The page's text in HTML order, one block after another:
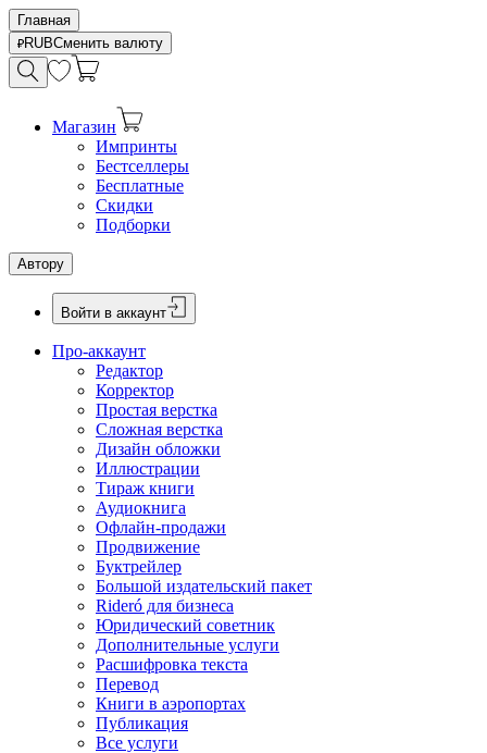
Главная
RUBСменить валюту
Магазин
Импринты
Бестселлеры
Бесплатные
Скидки
Подборки
Автору
Войти в аккаунт
Про-аккаунт
Редактор
Корректор
Простая верстка
Сложная верстка
Дизайн обложки
Иллюстрации
Тираж книги
Аудиокнига
Офлайн-продажи
Продвижение
Буктрейлер
Большой издательский пакет
Rideró для бизнеса
Юридический советник
Дополнительные услуги
Расшифровка текста
Перевод
Книги в аэропортах
Публикация
Все услуги